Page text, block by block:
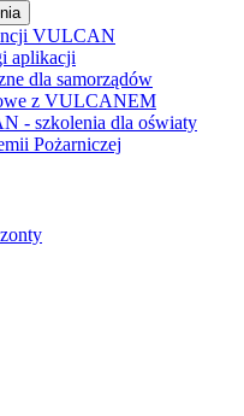
VULCAN
aplikacji
dla samorządów
z VULCANEM
- szkolenia dla oświaty
Pożarniczej